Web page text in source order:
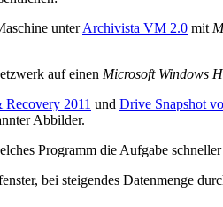
unterArchivista VM 2.0 mit
auf einen Microsoft Windows
2011 und Drive Snapshot
Abbilder.
Programm die Aufgabe
bei steigendes Datenmenge